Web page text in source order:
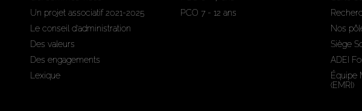
Un projet associatif 2021-2025
Le conseil d'administration
Des valeurs
Des engagements
Lexique
PCO 7 - 12 ans
Nos
Siège
ADEI
Équipe
(EMRI)